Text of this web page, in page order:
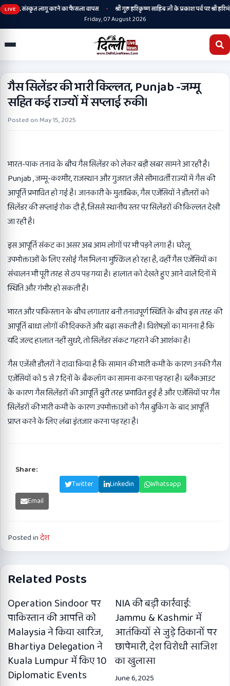
LIVE
रहेगी, संस्कृत लागू करने का फैसला वापस •
श्री गुरु हरिकृष्ण साहिब जी के प्रकाश पर्व पर श्री
Friday, 07 August 2026
गैस सिलेंडर की भारी किल्लत, Punjab -जम्मू
सहित कई राज्यों में सप्लाई रुकी।
Posted on May 15, 2025
भारत-पाक तनाव के बीच गैस सिलेंडर को लेकर बड़ी खबर सामने आ रही है।
Punjab , जम्मू-कश्मीर, राजस्थान और गुजरात जैसे सीमावर्ती राज्यों में गैस की
आपूर्ति प्रभावित हो गई है। जानकारी के मुताबिक, गैस एजेंसियों ने डीलरों को
सिलेंडर की सप्लाई रोक दी है, जिससे स्थानीय स्तर पर सिलेंडरों की किल्लत देखी
जा रही है।
इस आपूर्ति संकट का असर अब आम लोगों पर भी पड़ने लगा है। घरेलू
उपभोक्ताओं के लिए रसोई गैस मिलना मुश्किल हो रहा है, वहीं गैस एजेंसियों का
संचालन भी पूरी तरह से ठप पड़ गया है। हालात को देखते हुए आने वाले दिनों में
स्थिति और गंभीर हो सकती है।
भारत और पाकिस्तान के बीच लगातार बनी तनावपूर्ण स्थिति के बीच इस तरह की
आपूर्ति बाधा लोगों की दिक्कतें और बढ़ा सकती है। विशेषज्ञों का मानना है कि
यदि जल्द हालात नहीं सुधरे, तो सिलेंडर संकट गहराने की आशंका है।
गैस एजेंसी डीलरों ने दावा किया है कि सामान की भारी कमी के कारण उनकी गैस
एजेंसियों को 5 से 7 दिनों के बैकलॉग का सामना करना पड़ रहा है। ब्लैकआउट
के कारण गैस सिलेंडरों की आपूर्ति बुरी तरह प्रभावित हुई है और एजेंसियों पर गैस
सिलेंडरों की भारी कमी के कारण उपभोक्ताओं को गैस बुकिंग के बाद आपूर्ति
प्राप्त करने के लिए लंबा इंतजार करना पड़ रहा है।
Share:
Twitter Linkedin
Whatsapp
Email
Posted inदेश
Related Posts
Operation Sindoor पर
पाकिस्तान की आपत्ति को
Malaysia ने किया खारिज,
Bhartiya Delegation ने
Kuala Lumpur में किए 10
Diplomatic Events
NIA की बड़ी कार्रवाई:
Jammu & Kashmir में
आतंकियों से जुड़े ठिकानों पर
छापेमारी, देश विरोधी साजिश
का खुलासा
June 6, 2025